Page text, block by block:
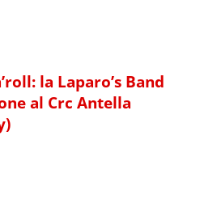
la Laparo’s Band
al Crc Antella